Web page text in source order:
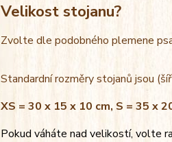
Velikost stojanu?
Zvolte dle podobného plemene
Standardní rozměry stojanů jsou
XS = 30 x 15 x 10 cm, S = 35 x
Pokud váháte nad velikostí, volte